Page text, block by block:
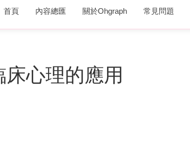
首頁 內容總匯 關於Ohgraph 常見問題
床心理的應用